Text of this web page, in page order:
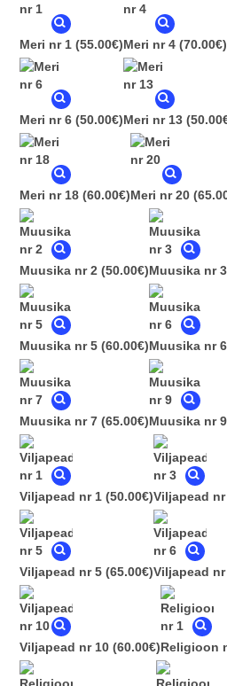
Meri nr 1 (55.00€)Meri nr 4 (70.00€)
Meri nr 6 (50.00€)Meri nr 13
Meri nr 18 (60.00€)Meri nr 20
Muusika nr 2 (50.00€)Muusika nr 3
Muusika nr 5 (60.00€)Muusika nr 6
Muusika nr 7 (65.00€)Muusika nr 9
Viljapead nr 1 (50.00€)Viljapead nr
Viljapead nr 5 (65.00€)Viljapead nr
Viljapead nr 10 (60.00€)Religioon